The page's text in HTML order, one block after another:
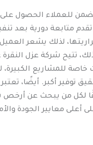
للعملاء الحصول
متابعة دورية بعد
لذلك يشعر العميل
تتيح شركة عزل
للمشاريع الكبيرة،
توفير أكبر. أيضًا،
لكل من يبحث عن
أعلى معايير الجودة